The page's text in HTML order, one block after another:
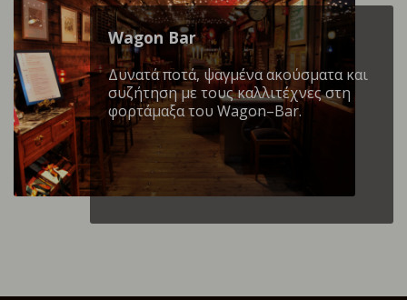
Wagon Βar
Δυνατά ποτά, ψαγμένα ακούσματα και
συζήτηση με τους καλλιτέχνες στη
φορτάμαξα του Wagon–Bar.